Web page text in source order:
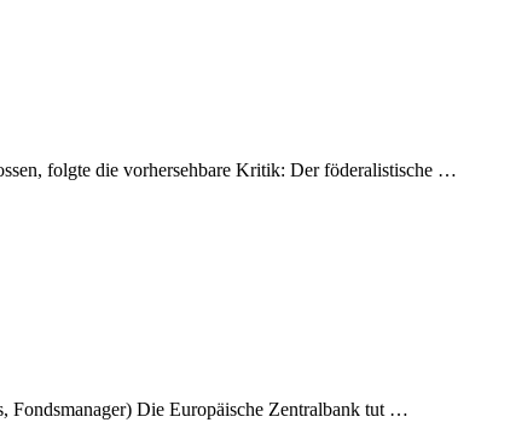
folgte die vorhersehbare Kritik: Der föderalistische …
Fondsmanager) Die Europäische Zentralbank tut …